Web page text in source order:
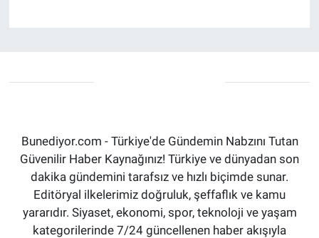
Bunediyor.com - Türkiye'de Gündemin Nabzını Tutan
Güvenilir Haber Kaynağınız! Türkiye ve dünyadan son
dakika gündemini tarafsız ve hızlı biçimde sunar.
Editöryal ilkelerimiz doğruluk, şeffaflık ve kamu
yararıdır. Siyaset, ekonomi, spor, teknoloji ve yaşam
kategorilerinde 7/24 güncellenen haber akışıyla